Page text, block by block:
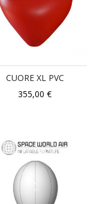
CUORE XL PVC
355,00 €